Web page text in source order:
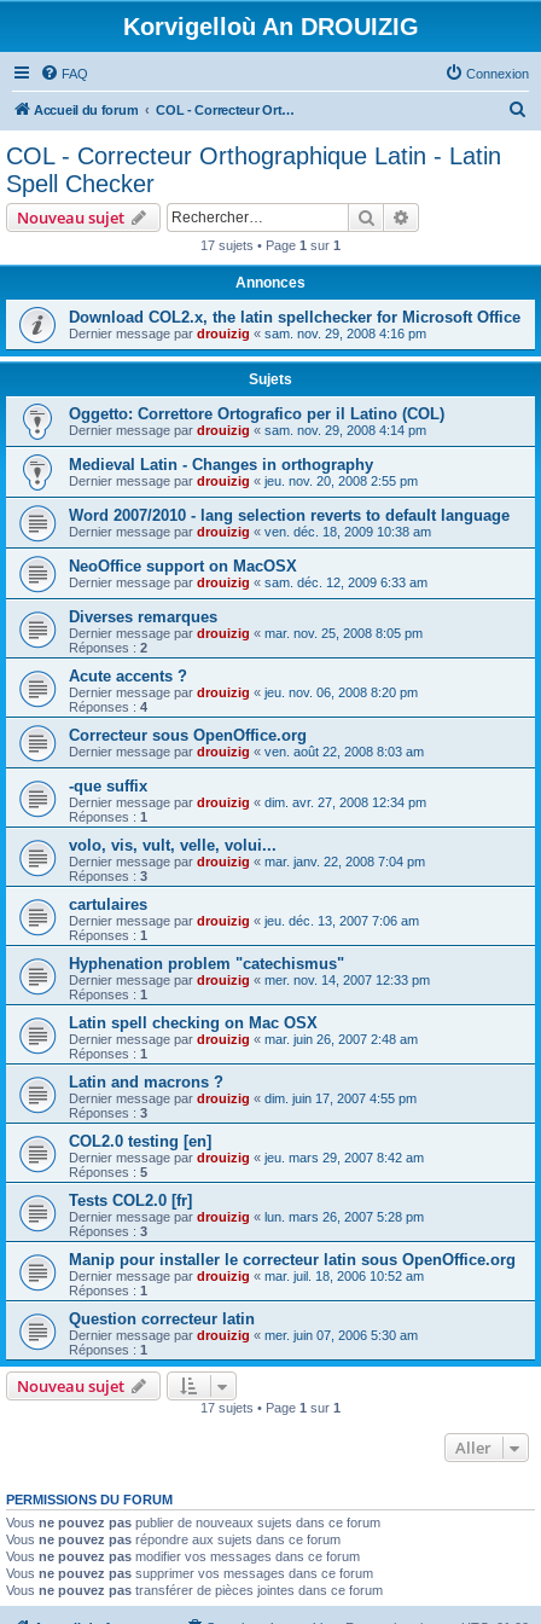
Korvigelloù An DROUIZIG
FAQ Connexion
Accueil du forum COL - Correcteur Orthographique Latin - Latin Spell Checker
COL - Correcteur Orthographique Latin - Latin
Spell Checker
Nouveau sujet Rechercher
17 sujets • Page 1 sur 1
Annonces
Download COL2.x, the latin spellchecker for Microsoft Office
Dernier message par drouizig « sam. nov. 29, 2008 4:16 pm
Sujets
Oggetto: Correttore Ortografico per il Latino (COL)
Dernier message par drouizig « sam. nov. 29, 2008 4:14 pm
Medieval Latin - Changes in orthography
Dernier message par drouizig « jeu. nov. 20, 2008 2:55 pm
Word 2007/2010 - lang selection reverts to default language
Dernier message par drouizig « ven. déc. 18, 2009 10:38 am
NeoOffice support on MacOSX
Dernier message par drouizig « sam. déc. 12, 2009 6:33 am
Diverses remarques
Dernier message par drouizig « mar. nov. 25, 2008 8:05 pm
Réponses : 2
Acute accents ?
Dernier message par drouizig « jeu. nov. 06, 2008 8:20 pm
Réponses : 4
Correcteur sous OpenOffice.org
Dernier message par drouizig « ven. août 22, 2008 8:03 am
-que suffix
Dernier message par drouizig « dim. avr. 27, 2008 12:34 pm
Réponses : 1
volo, vis, vult, velle, volui...
Dernier message par drouizig « mar. janv. 22, 2008 7:04 pm
Réponses : 3
cartulaires
Dernier message par drouizig « jeu. déc. 13, 2007 7:06 am
Réponses : 1
Hyphenation problem "catechismus"
Dernier message par drouizig « mer. nov. 14, 2007 12:33 pm
Réponses : 1
Latin spell checking on Mac OSX
Dernier message par drouizig « mar. juin 26, 2007 2:48 am
Réponses : 1
Latin and macrons ?
Dernier message par drouizig « dim. juin 17, 2007 4:55 pm
Réponses : 3
COL2.0 testing [en]
Dernier message par drouizig « jeu. mars 29, 2007 8:42 am
Réponses : 5
Tests COL2.0 [fr]
Dernier message par drouizig « lun. mars 26, 2007 5:28 pm
Réponses : 3
Manip pour installer le correcteur latin sous OpenOffice.org
Dernier message par drouizig « mar. juil. 18, 2006 10:52 am
Réponses : 1
Question correcteur latin
Dernier message par drouizig « mer. juin 07, 2006 5:30 am
Réponses : 1
Nouveau sujet
17 sujets • Page 1 sur 1
Aller
PERMISSIONS DU FORUM
Vous ne pouvez pas publier de nouveaux sujets dans ce forum
Vous ne pouvez pas répondre aux sujets dans ce forum
Vous ne pouvez pas modifier vos messages dans ce forum
Vous ne pouvez pas supprimer vos messages dans ce forum
Vous ne pouvez pas transférer de pièces jointes dans ce forum